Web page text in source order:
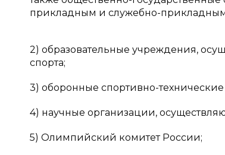
прикладным и служебно-
2) образовательные учреждения,
спорта;
3) оборонные спортивно-
4) научные организации,
5) Олимпийский комитет России;